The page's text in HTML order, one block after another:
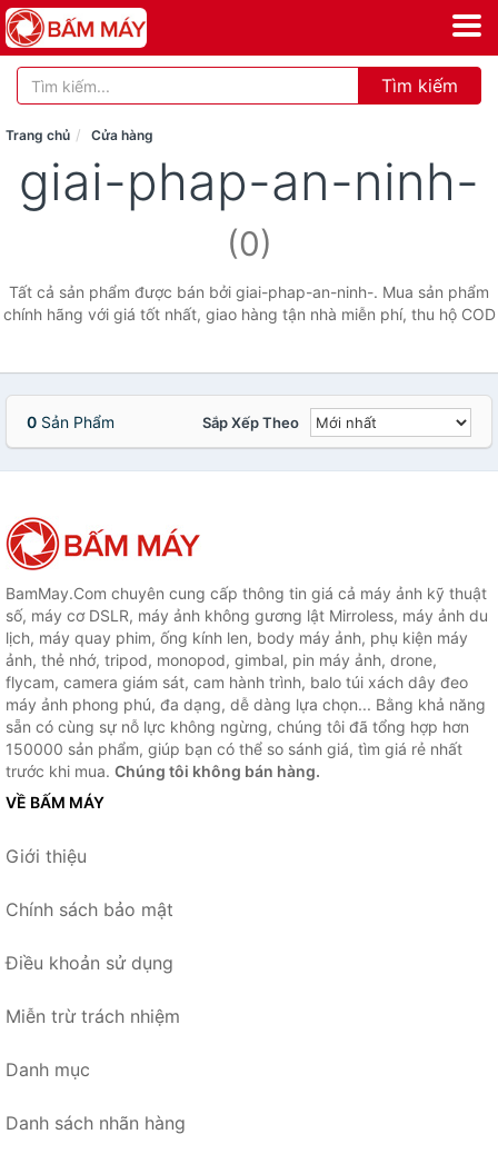
Tìm kiếm
Trang chủ Cửa hàng
giai-phap-an-ninh-
(0)
Tất cả sản phẩm được bán bởi giai-phap-an-ninh-. Mua sản phẩm
chính hãng với giá tốt nhất, giao hàng tận nhà miễn phí, thu hộ COD
0 Sản Phẩm Sắp Xếp Theo
BamMay.Com chuyên cung cấp thông tin giá cả máy ảnh kỹ thuật
số, máy cơ DSLR, máy ảnh không gương lật Mirroless, máy ảnh du
lịch, máy quay phim, ống kính len, body máy ảnh, phụ kiện máy
ảnh, thẻ nhớ, tripod, monopod, gimbal, pin máy ảnh, drone,
flycam, camera giám sát, cam hành trình, balo túi xách dây đeo
máy ảnh phong phú, đa dạng, dễ dàng lựa chọn... Bằng khả năng
sẵn có cùng sự nỗ lực không ngừng, chúng tôi đã tổng hợp hơn
150000 sản phẩm, giúp bạn có thể so sánh giá, tìm giá rẻ nhất
trước khi mua. Chúng tôi không bán hàng.
VỀ BẤM MÁY
Giới thiệu
Chính sách bảo mật
Điều khoản sử dụng
Miễn trừ trách nhiệm
Danh mục
Danh sách nhãn hàng